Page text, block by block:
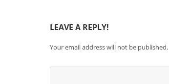
LEAVE A REPLY!
Your email address will not be published.